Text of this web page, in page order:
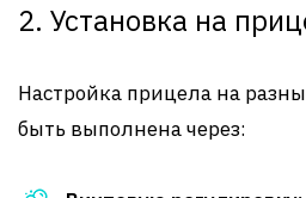
2. Установка на
Настройка прицела на
быть выполнена через: